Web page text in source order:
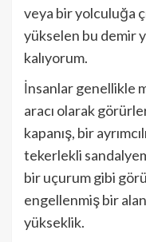
veya bir yolculuğa
yükselen bu demir
kalıyorum.
İnsanlar genellikle
aracı olarak
kapanış, bir
tekerlekli
bir uçurum gibi
engellenmiş bir
yükseklik.